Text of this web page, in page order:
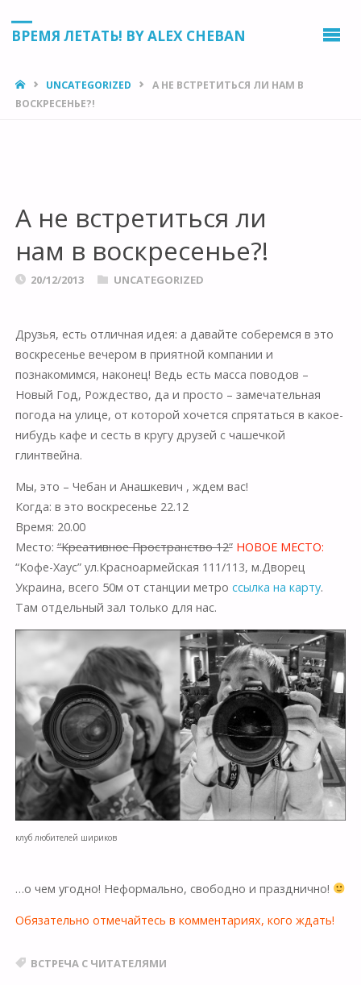
ВРЕМЯ ЛЕТАТЬ! BY ALEX CHEBAN
HOMEUNCATEGORIZED
А НЕ ВСТРЕТИТЬСЯ ЛИ НАМ В
ВОСКРЕСЕНЬЕ?!
А не встретиться ли
нам в воскресенье?!
20/12/2013 UNCATEGORIZED
Друзья, есть отличная идея: а давайте соберемся в это
воскресенье вечером в приятной компании и
познакомимся, наконец! Ведь есть масса поводов –
Новый Год, Рождество, да и просто – замечательная
погода на улице, от которой хочется спрятаться в какое-
нибудь кафе и сесть в кругу друзей с чашечкой
глинтвейна.
Мы, это – Чебан и Анашкевич , ждем вас!
Когда: в это воскресенье 22.12
Время: 20.00
Место: “Креативное Пространство 12” НОВОЕ МЕСТО:
“Кофе-Хаус” ул.Красноармейская 111/113, м.Дворец
Украина, всего 50м от станции метро ссылка на карту.
Там отдельный зал только для нас.
клуб любителей шириков
…о чем угодно! Неформально, свободно и празднично!
Обязательно отмечайтесь в комментариях, кого ждать!
ВСТРЕЧА С ЧИТАТЕЛЯМИ